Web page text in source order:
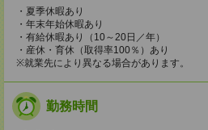
・夏季休暇あり
・年末年始休暇あり
・有給休暇あり（10～20日／年）
・産休・育休（取得率100％）あり
※就業先により異なる場合があります。
勤務時間